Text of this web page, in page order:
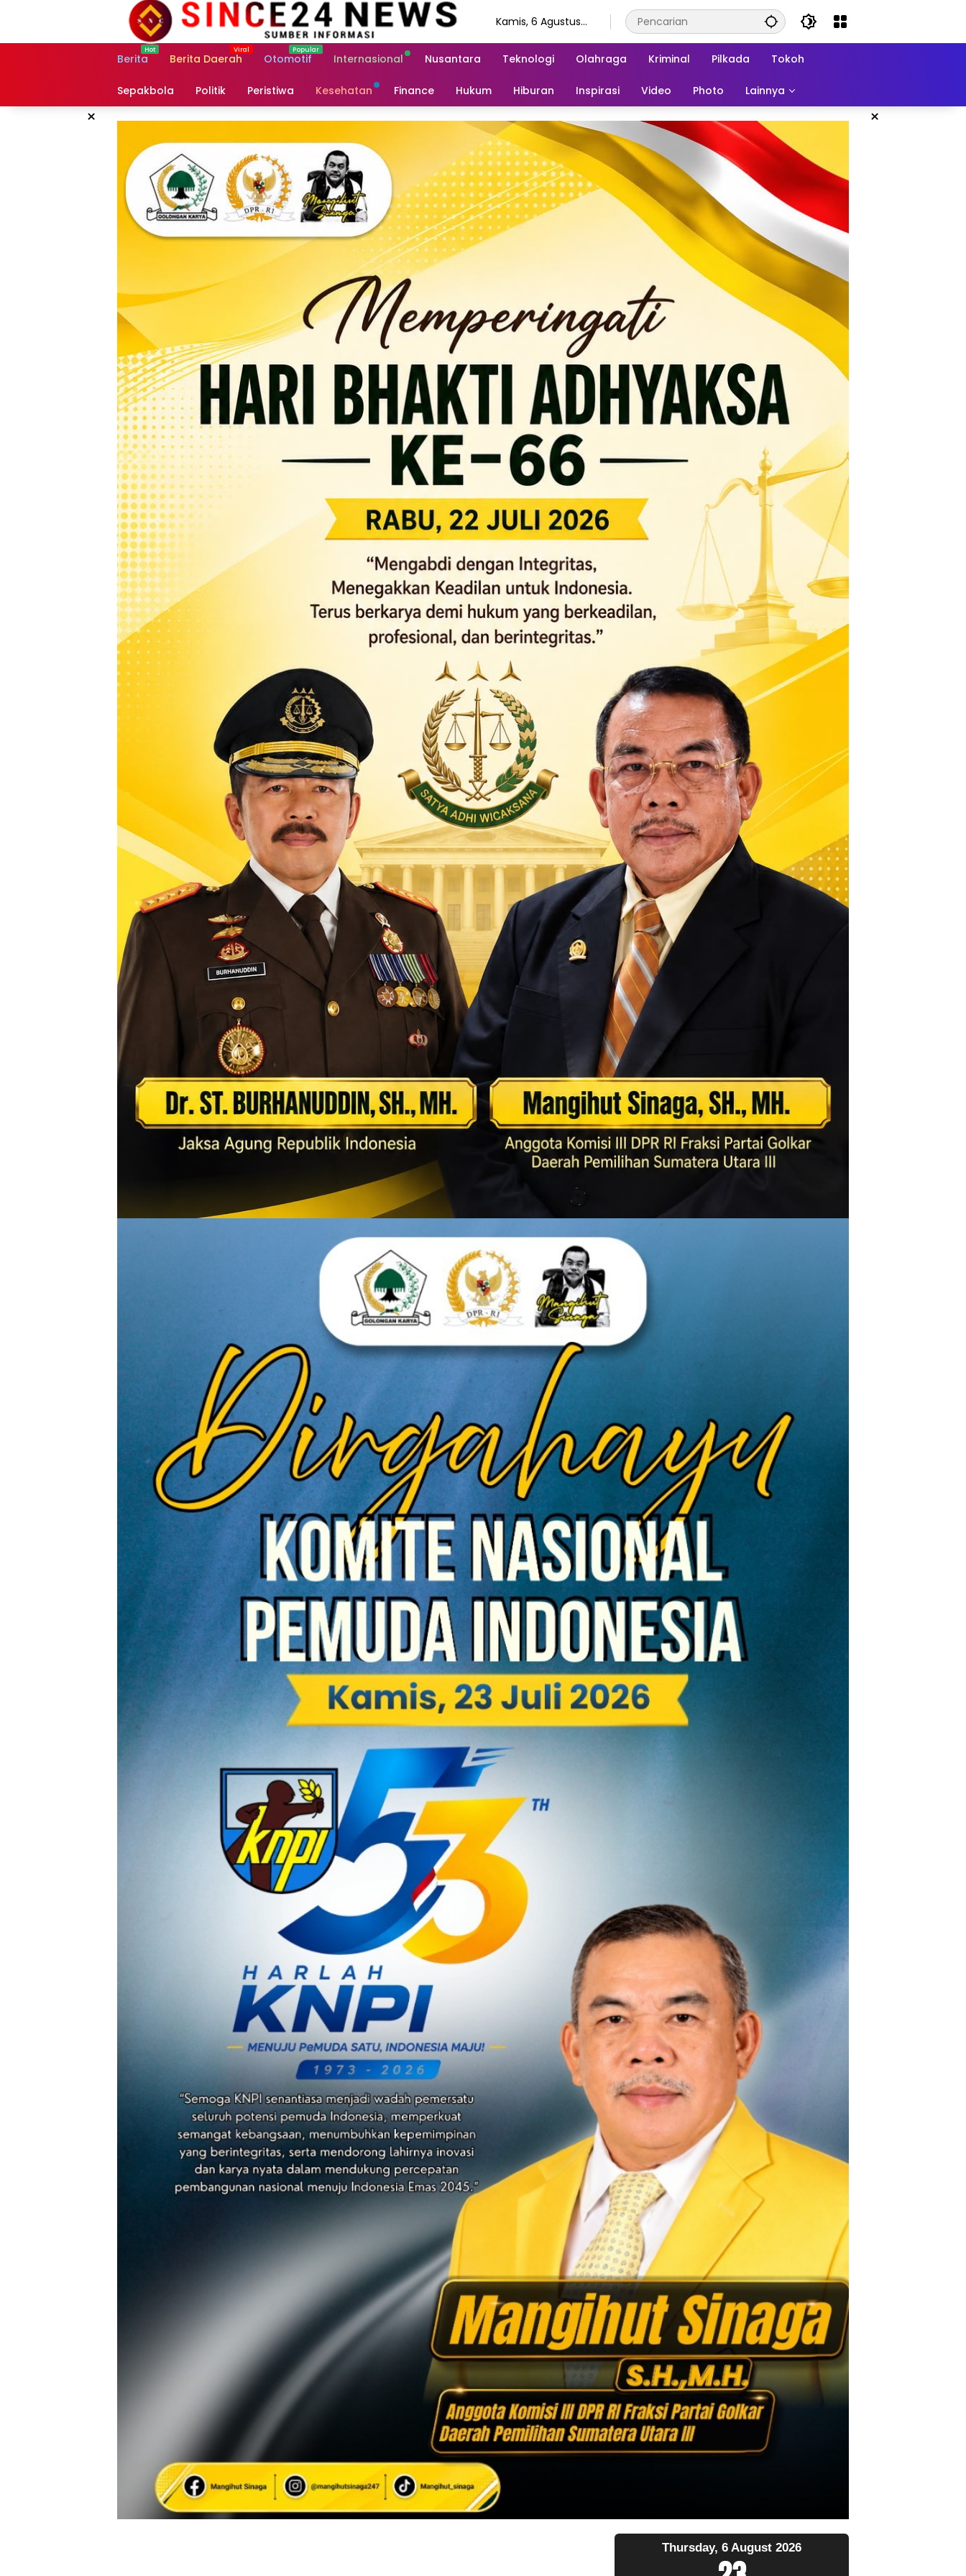
Kamis, 6 Agustus
Berita
Berita Daerah Otomotif Internasional Nusantara Teknologi Olahraga Kriminal Pilkada Tokoh
Sepakbola Politik Peristiwa Kesehatan Finance Hukum Hiburan Inspirasi Video Photo Lainnya
× ×
Thursday, 6 August 2026